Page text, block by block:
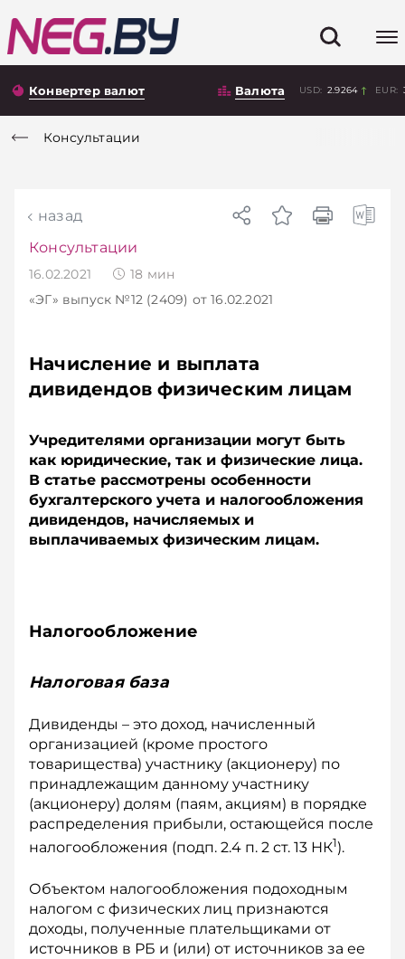
Конвертер валют Валюта USD: 2.9264 EUR:
Консультации
назад
Консультации
16.02.2021 18 мин
«ЭГ» выпуск №12 (2409) от 16.02.2021
Начисление и выплата
дивидендов физическим лицам
Учредителями организации могут быть
как юридические, так и физические лица.
В статье рассмотрены особенности
бухгалтерского учета и налогообложения
дивидендов, начисляемых и
выплачиваемых физическим лицам.
Налогообложение
Налоговая база
Дивиденды – это доход, начисленный
организацией (кроме простого
товарищества) участнику (акционеру) по
принадлежащим данному участнику
(акционеру) долям (паям, акциям) в порядке
распределения прибыли, остающейся после
налогообложения (подп. 2.4 п. 2 ст. 13 НК1).
Объектом налогообложения подоходным
налогом с физических лиц признаются
доходы, полученные плательщиками от
источников в РБ и (или) от источников за ее